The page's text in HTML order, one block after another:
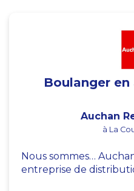
Boulanger en
Auchan
à La
Nous sommes…
entreprise de